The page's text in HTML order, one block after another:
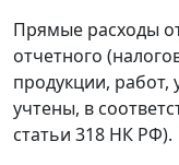
Прямые расходы
отчетного
продукции, работ,
учтены, в
статьи 318 НК РФ).